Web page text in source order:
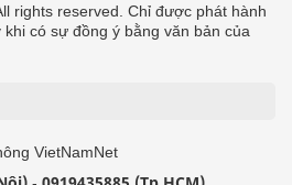
rights reserved. Chỉ được phát hành
có sự đồng ý bằng văn bản của
VietNamNet